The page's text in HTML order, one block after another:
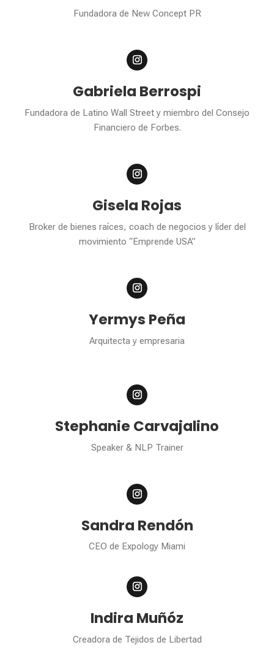
Fundadora de New Concept PR
Gabriela Berrospi
Fundadora de Latino Wall Street y miembro del Consejo
Financiero de Forbes.
Gisela Rojas
Broker de bienes raíces, coach de negocios y líder del
movimiento “Emprende USA”
Yermys Peña
Arquitecta y empresaria
Stephanie Carvajalino
Speaker & NLP Trainer
Sandra Rendón
CEO de Expology Miami
Indira Muñóz
Creadora de Tejidos de Libertad